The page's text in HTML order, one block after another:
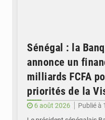
Sénégal : la
annonce un
milliards FCFA
priorités de la
6 août 2026
Publié à